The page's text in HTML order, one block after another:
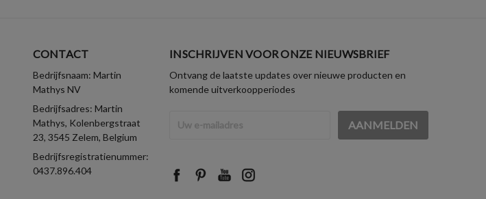
CONTACT
Bedrijfsnaam: Martin
Mathys NV
Bedrijfsadres: Martin
Mathys, Kolenbergstraat
23, 3545 Zelem, Belgium
Bedrijfsregistratienummer:
0437.896.404
INSCHRIJVEN VOOR ONZE NIEUWSBRIEF
Ontvang de laatste updates over nieuwe producten en
komende uitverkoopperiodes
mailadres